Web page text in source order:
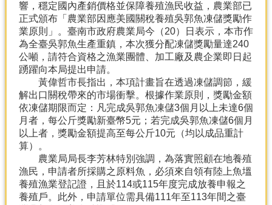
農
業
概
況
農
產
門
訊
響，穩定國內產銷價格並保障養殖漁民收益，農業部已
正式頒布「農業部因應美國關稅養殖吳郭魚凍儲獎勵作
業原則」。臺南市政府農業局今（20）日表示，本市作
為全臺吳郭魚生產重鎮，本次獲分配凍儲獎勵量達240
公噸，請符合資格之漁業團體、加工廠及農企業即日起
踴躍向本局提出申請。
黃偉哲市長指出，本項計畫旨在透過凍儲調節，緩
解出口關稅帶來的市場衝擊。根據作業原則，獎勵金額
依凍儲期限而定：凡完成吳郭魚凍儲3個月以上未達6個
月者，每公斤獎勵新臺幣5元；若完成吳郭魚凍儲6個月
以上者，獎勵金額提高至每公斤10元（均以成品重計
算）。
農業局局長李芳林特別強調，為落實照顧在地養殖
漁民，申請者所採購之原料魚，必須來自領有陸上魚塭
養殖漁業登記證，且於114或115年度完成放養申報之
養殖戶。此外，申請單位需具備111年至113年間之臺